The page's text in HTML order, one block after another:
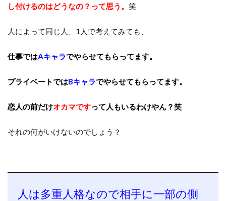
し付けるのはどうなの？って思う。 笑
人によって同じ人、1人で考えてみても、
仕事ではAキャラでやらせてもらってます。
プライベートではBキャラでやらせてもらってます。
恋人の前だけオカマですって人もいるわけやん？笑
それの何がいけないのでしょう？
人は多重人格なので相手に一部の側